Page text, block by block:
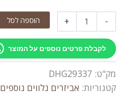
-
Pencil
Pro
+ הוספה לסל
לקבלת פרטים נוספים על המוצר
מק"ט: DHG29337
קטגוריות: אביזרים נלווים נוספים